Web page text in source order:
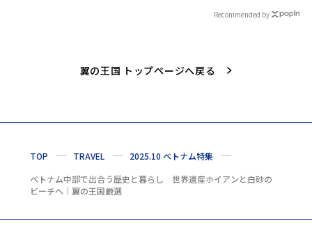
Recommended by
翼の王国 トップページへ戻る
TOP TRAVEL
2025.10 ベトナム特集
ベトナム中部で出合う歴史と暮らし 世界遺産ホイアンと白砂の
ビーチへ｜翼の王国厳選